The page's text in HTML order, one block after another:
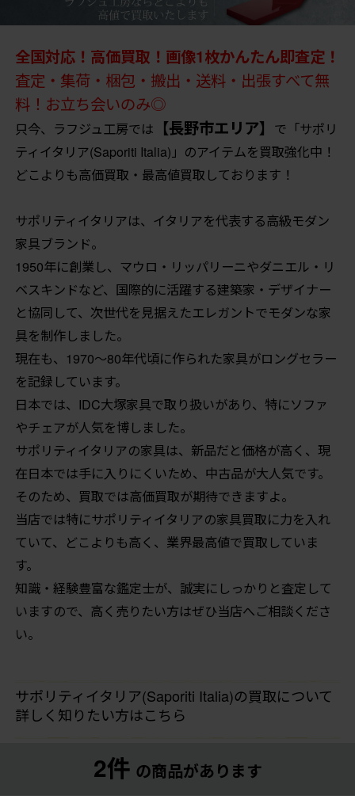
全国対応！高価買取！画像1枚かんたん即査定！
査定・集荷・梱包・搬出・送料・出張すべて無
料！お立ち会いのみ◎
只今、ラフジュ工房では 【長野市エリア】 で「サポリ
ティイタリア(Saporiti Italia)」のアイテムを買取強化中！
どこよりも高価買取・最高値買取しております！
サポリティイタリアは、イタリアを代表する高級モダン
家具ブランド。
1950年に創業し、マウロ・リッパリーニやダニエル・リ
ベスキンドなど、国際的に活躍する建築家・デザイナー
と協同して、次世代を見据えたエレガントでモダンな家
具を制作しました。
現在も、1970〜80年代頃に作られた家具がロングセラー
を記録しています。
日本では、IDC大塚家具で取り扱いがあり、特にソファ
やチェアが人気を博しました。
サポリティイタリアの家具は、新品だと価格が高く、現
在日本では手に入りにくいため、中古品が大人気です。
そのため、買取では高価買取が期待できますよ。
当店では特にサポリティイタリアの家具買取に力を入れ
ていて、どこよりも高く、業界最高値で買取していま
す。
知識・経験豊富な鑑定士が、誠実にしっかりと査定して
いますので、高く売りたい方はぜひ当店へご相談くださ
い。
サポリティイタリア(Saporiti Italia)の買取について
詳しく知りたい方はこちら
2件 の商品があります